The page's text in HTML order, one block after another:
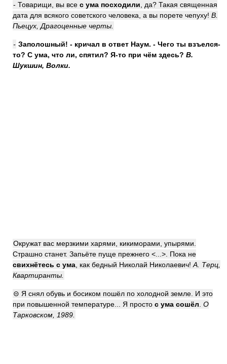
- Товарищи, вы все с ума посходили , да? Такая священная
дата для всякого советского человека, а вы порете чепуху! В.
Пьецух, Драгоценные черты.
- Заполошный! - кричал в ответ Наум. - Чего ты взъелся-
то? С ума, что ли, спятил? Я-то при чём здесь? В.
Шукшин, Волки.
Окружат вас мерзкими харями, кикиморами, упырями.
Страшно станет. Запьёте пуще прежнего <...>. Пока не
свихнётесь с ума , как бедный Николай Николаевич! А. Терц,
Квартиранты.
⊝ Я снял обувь и босиком пошёл по холодной земле. И это
при повышенной температуре... Я просто с ума сошёл О
Тарковском, 1989.